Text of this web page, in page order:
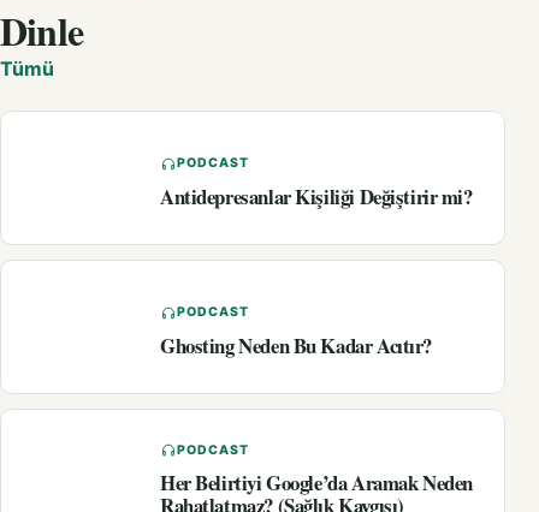
Dinle
Tümü
PODCAST
Antidepresanlar Kişiliği Değiştirir mi?
PODCAST
Ghosting Neden Bu Kadar Acıtır?
PODCAST
Her Belirtiyi Google’da Aramak Neden
Rahatlatmaz? (Sağlık Kaygısı)